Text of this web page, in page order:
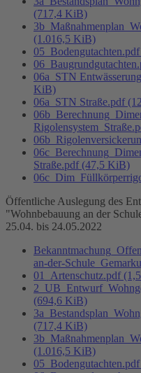
(717,4 KiB)
(1.016,5 KiB)
05_Bodengutachten.pdf
06a_STN
KiB)
06a_STN Straße.pdf
Straße.pdf (47,5 KiB)
Öffentliche Auslegung des
"Wohnbebauung an der
25.04. bis 24.05.2022
an-der-
01_Artenschutz.pdf
(694,6 KiB)
(717,4 KiB)
(1.016,5 KiB)
05_Bodengutachten.pdf